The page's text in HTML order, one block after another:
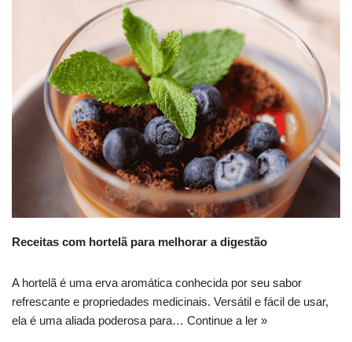
Receitas com hortelã para melhorar a digestão
A hortelã é uma erva aromática conhecida por seu sabor
refrescante e propriedades medicinais. Versátil e fácil de usar,
ela é uma aliada poderosa para… Continue a ler »